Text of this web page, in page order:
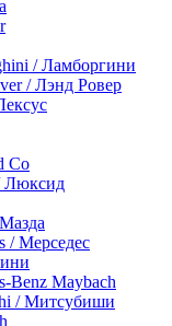
/ Ламборгини
/ Лэнд Ровер
Co
Люксид
/ Мерседес
Benz Maybach
/ Митсубиши